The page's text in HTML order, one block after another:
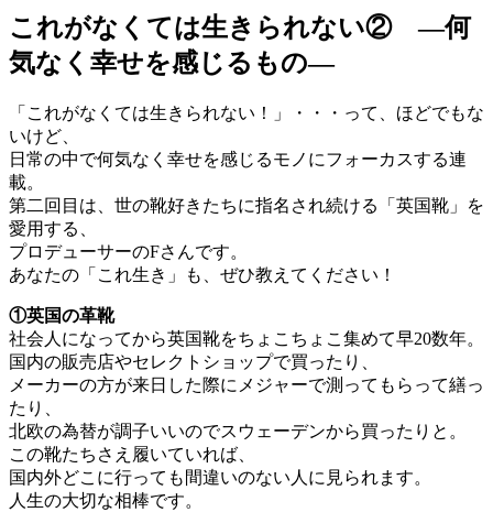
これがなくては生きられない② ―何
気なく幸せを感じるもの―
「これがなくては生きられない！」・・・って、ほどでもな
いけど、
日常の中で何気なく幸せを感じるモノにフォーカスする連
載。
第二回目は、世の靴好きたちに指名され続ける「英国靴」を
愛用する、
プロデューサーのFさんです。
あなたの「これ生き」も、ぜひ教えてください！
①英国の革靴
社会人になってから英国靴をちょこちょこ集めて早20数年。
国内の販売店やセレクトショップで買ったり、
メーカーの方が来日した際にメジャーで測ってもらって繕っ
たり、
北欧の為替が調子いいのでスウェーデンから買ったりと。
この靴たちさえ履いていれば、
国内外どこに行っても間違いのない人に見られます。
人生の大切な相棒です。